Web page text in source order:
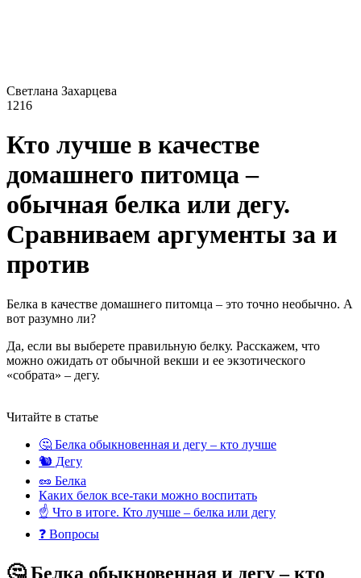
Светлана Захарцева
1216
Кто лучше в качестве
домашнего питомца –
обычная белка или дегу.
Сравниваем аргументы за и
против
Белка в качестве домашнего питомца – это точно необычно. А
вот разумно ли?
Да, если вы выберете правильную белку. Расскажем, что
можно ожидать от обычной векши и ее экзотического
«собрата» – дегу.
Читайте в статье
🤔 Белка обыкновенная и дегу – кто лучше
🐿️ Дегу
🥜 Белка
Каких белок все-таки можно воспитать
☝️ Что в итоге. Кто лучше – белка или дегу
❓ Вопросы
🤔 Белка обыкновенная и дегу – кто